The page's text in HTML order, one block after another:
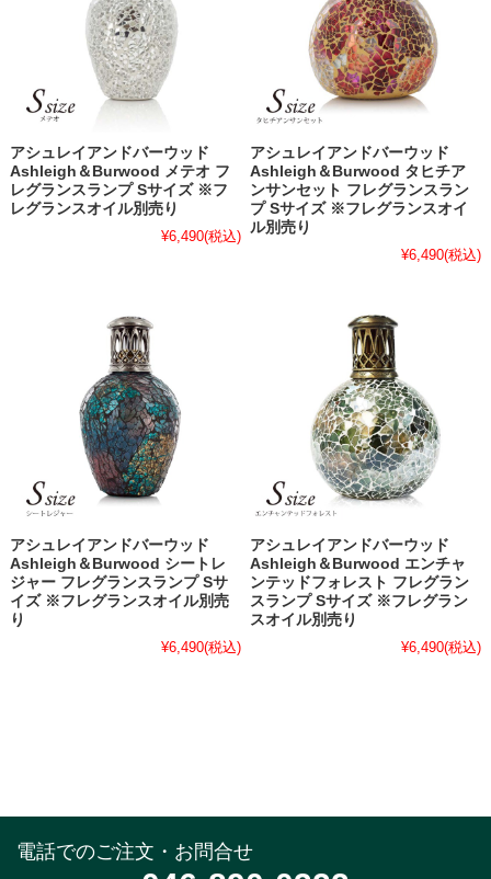
アシュレイアンドバーウッド
Ashleigh＆Burwood メテオ フ
レグランスランプ Sサイズ ※フ
レグランスオイル別売り
¥6,490(税込)
アシュレイアンドバーウッド
Ashleigh＆Burwood タヒチア
ンサンセット フレグランスラン
プ Sサイズ ※フレグランスオイ
ル別売り
¥6,490(税込)
アシュレイアンドバーウッド
Ashleigh＆Burwood シートレ
ジャー フレグランスランプ Sサ
イズ ※フレグランスオイル別売
り
¥6,490(税込)
アシュレイアンドバーウッド
Ashleigh＆Burwood エンチャ
ンテッドフォレスト フレグラン
スランプ Sサイズ ※フレグラン
スオイル別売り
¥6,490(税込)
電話でのご注文・お問合せ